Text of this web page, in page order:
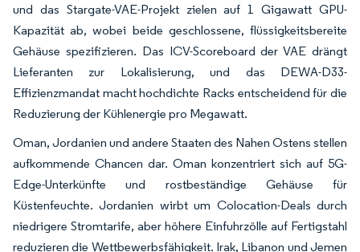
und das Stargate-VAE-Projekt zielen auf 1 Gigawatt GPU-
Kapazität ab, wobei beide geschlossene, flüssigkeitsbereite
Gehäuse spezifizieren. Das ICV-Scoreboard der VAE drängt
Lieferanten zur Lokalisierung, und das DEWA-D33-
Effizienzmandat macht hochdichte Racks entscheidend für die
Reduzierung der Kühlenergie pro Megawatt.
Oman, Jordanien und andere Staaten des Nahen Ostens stellen
aufkommende Chancen dar. Oman konzentriert sich auf 5G-
Edge-Unterkünfte und rostbeständige Gehäuse für
Küstenfeuchte. Jordanien wirbt um Colocation-Deals durch
niedrigere Stromtarife, aber höhere Einfuhrzölle auf Fertigstahl
reduzieren die Wettbewerbsfähigkeit. Irak, Libanon und Jemen